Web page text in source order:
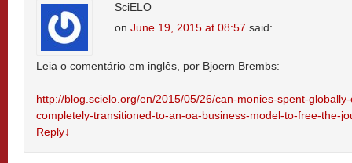
SciELO
on June 19, 2015 at 08:57 said:
Leia o comentário em inglês, por Bjoern Brembs:
http://blog.scielo.org/en/2015/05/26/can-monies-spent-
completely-transitioned-to-an-oa-business-model-to-free-the-
Reply↓